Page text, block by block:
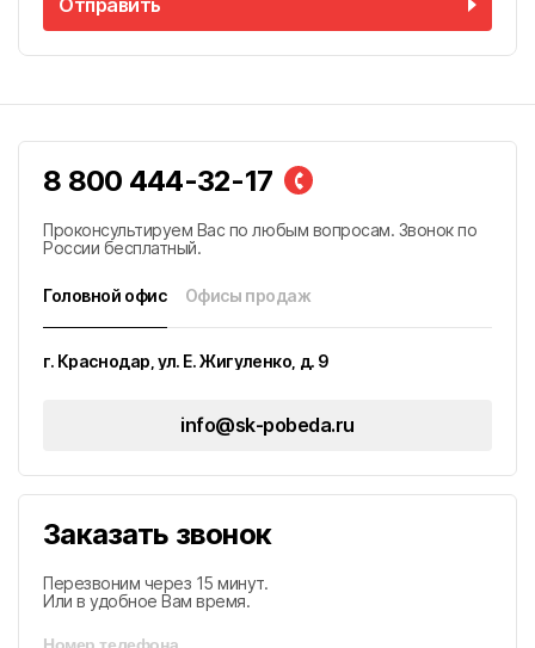
Отправить
8 800 444-32-17
Проконсультируем Вас по любым вопросам. Звонок по
России бесплатный.
Головной офис Офисы продаж
г. Краснодар, ул. Е. Жигуленко, д. 9
Округ Феодосия, пос. Приморский, ул. Керченская
info@sk-pobeda.ru
Заказать звонок
Перезвоним через 15 минут.
Или в удобное Вам время.